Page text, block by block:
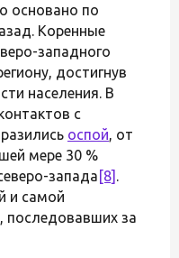
основано по
Коренные
западного
достигнув
населения. В
с
оспой, от
мере 30 %
запада [8] .
и самой
последовавших за